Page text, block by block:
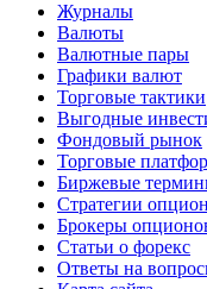
Журналы
Валюты
Валютные пары
Графики валют
Торговые тактики
Выгодные
Фондовый рынок
Торговые
Биржевые
Стратегии
Брокеры
Статьи о форекс
Ответы на